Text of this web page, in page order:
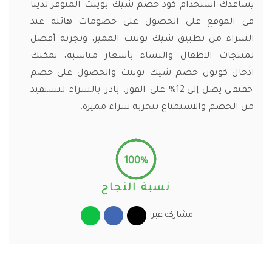
يساعدك استخدام كود خصم شيك بوينت المتوفر لدينا
في الموقع على الحصول على خصومات هائلة عند
الشراء من تطبيق شيك بوينت المميز، وتجربة أفضل
لمنتجات الاطفال والنساء بأسعار مناسبة، يمكنك
ادخال كوبون خصم شيك بوينت والحصول على خصم
حقيقي يصل إلى 12% على الفور، بادر بالشراء لتستفيد
من الخصم والاستمتاع بتجربة شراء مميزة.
100%
نسبة النجاح
مشاركة عبر